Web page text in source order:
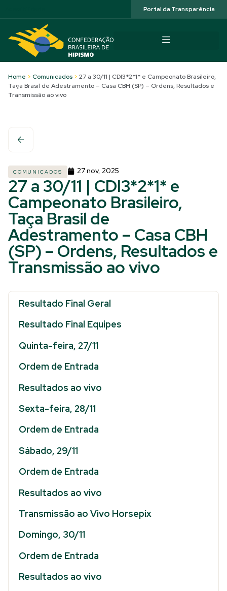
Portal da Transparência
Home > Comunicados > 27 a 30/11 | CDI3*2*1* e Campeonato Brasileiro,
Taça Brasil de Adestramento – Casa CBH (SP) – Ordens, Resultados e
Transmissão ao vivo
COMUNICADOS 27 nov, 2025
27 a 30/11 | CDI3*2*1* e
Campeonato Brasileiro,
Taça Brasil de
Adestramento – Casa CBH
(SP) – Ordens, Resultados e
Transmissão ao vivo
Resultado Final Geral
Resultado Final Equipes
Quinta-feira, 27/11
Ordem de Entrada
Resultados ao vivo
Sexta-feira, 28/11
Ordem de Entrada
Sábado, 29/11
Ordem de Entrada
Resultados ao vivo
Transmissão ao Vivo Horsepix
Domingo, 30/11
Ordem de Entrada
Resultados ao vivo